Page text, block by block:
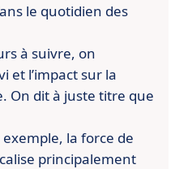
le quotidien des
à suivre, on
et l’impact sur la
On dit à juste titre que
la force de
principalement